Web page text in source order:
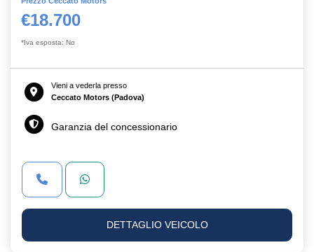
€18.700
*Iva esposta: No
Vieni a vederla presso
Ceccato Motors (Padova)
Garanzia del concessionario
DETTAGLIO VEICOLO